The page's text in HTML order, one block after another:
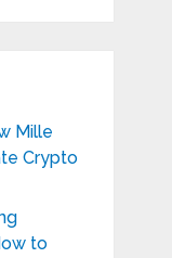
Mille
Crypto
to